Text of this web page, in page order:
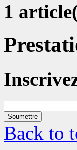
1
Soumettre
Back to